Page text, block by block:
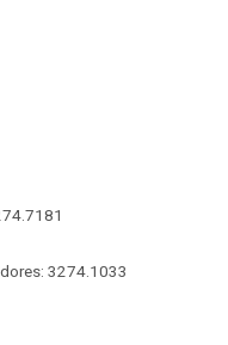
3274.1033